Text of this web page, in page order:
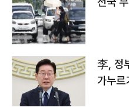
李, 정
가누르